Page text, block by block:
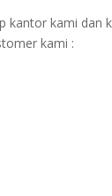
kantor kami dan
kami :